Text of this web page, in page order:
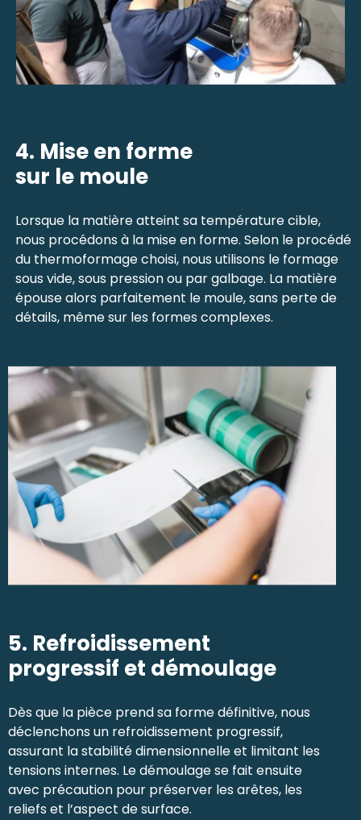
4. Mise en forme
sur le moule
Lorsque la matière atteint sa température cible,
nous procédons à la mise en forme. Selon le procédé
du thermoformage choisi, nous utilisons le formage
sous vide, sous pression ou par galbage. La matière
épouse alors parfaitement le moule, sans perte de
détails, même sur les formes complexes.
5. Refroidissement
progressif et démoulage
Dès que la pièce prend sa forme définitive, nous
déclenchons un refroidissement progressif,
assurant la stabilité dimensionnelle et limitant les
tensions internes. Le démoulage se fait ensuite
avec précaution pour préserver les arêtes, les
reliefs et l’aspect de surface.